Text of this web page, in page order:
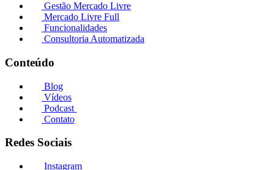
Gestão Mercado Livre
Mercado Livre Full
Funcionalidades
Consultoria Automatizada
Conteúdo
Blog
Vídeos
Podcast
Contato
Redes Sociais
Instagram